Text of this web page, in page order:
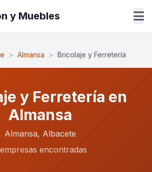
y Muebles
> Almansa > Bricolaje y Ferretería
y Ferretería en
Almansa
Almansa, Albacete
encontradas